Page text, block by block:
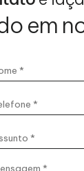
em